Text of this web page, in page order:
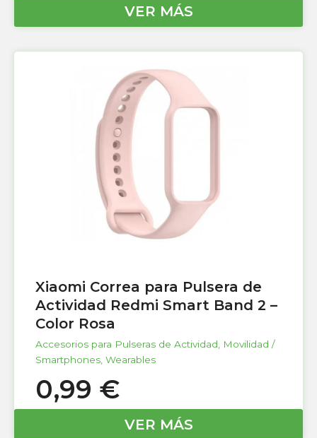
VER MÁS
Xiaomi Correa para Pulsera de
Actividad Redmi Smart Band 2 –
Color Rosa
Accesorios para Pulseras de Actividad
Movilidad /
Smartphones Wearables
0,99 €
VER MÁS